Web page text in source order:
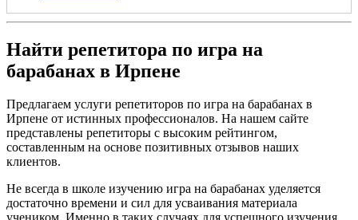
Найти репетитора по игра на
барабанах в Ирпене
Предлагаем услуги репетиторов по игра на барабанах в
Ирпене от истинных профессионалов. На нашем сайте
представлены репетиторы с высоким рейтингом,
составленным на основе позитивных отзывов наших
клиентов.
Не всегда в школе изучению игра на барабанах уделяется
достаточно времени и сил для усваивания материала